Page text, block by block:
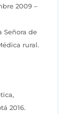
2009 –
Señora de
rural.
2016.